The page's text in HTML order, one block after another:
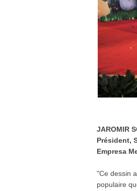
JAROMIR
Président,
Empresa
"Ce dessin
populaire